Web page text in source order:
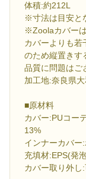
体積:約212L
※寸法は目安と
※Zoolaカバー
カバーよりも若
のため縦置きす
品質に問題はご
加工地:奈良県
■原材料
カバー:PUコー
13%
インナーカバー
充填材:EPS(発
カバー取り外し